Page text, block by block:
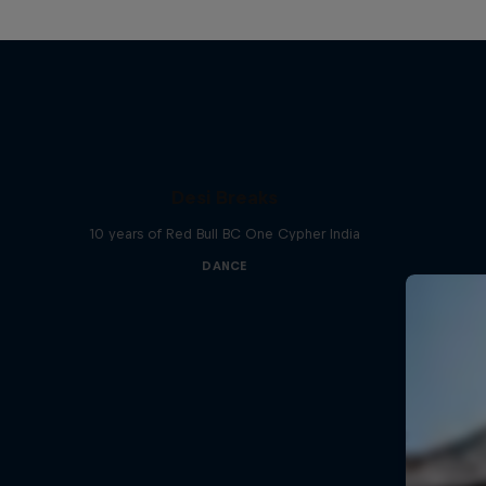
10 years of Red Bull BC One Cypher India
DANCE